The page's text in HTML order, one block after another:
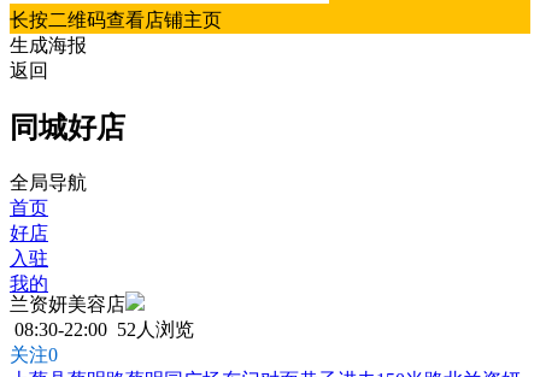
长按二维码查看店铺主页
生成海报
返回
同城好店
全局导航
首页
好店
入驻
我的
兰资妍美容店
08:30-22:00 52人浏览
关注0